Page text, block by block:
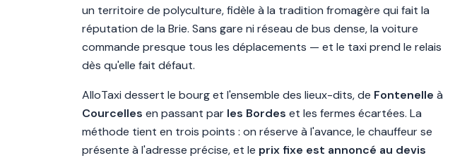
un territoire de polyculture, fidèle à la tradition fromagère qui fait la
réputation de la Brie. Sans gare ni réseau de bus dense, la voiture
commande presque tous les déplacements — et le taxi prend le relais
dès qu'elle fait défaut.
AlloTaxi dessert le bourg et l'ensemble des lieux-dits, de Fontenelle à
Courcelles en passant par les Bordes et les fermes écartées. La
méthode tient en trois points : on réserve à l'avance, le chauffeur se
présente à l'adresse précise, et le prix fixe est annoncé au devis